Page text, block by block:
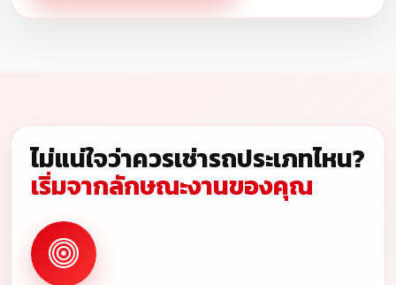
ไม่แน่ใจว่าควรเช่ารถประเภทไหน?
เริ่มจากลักษณะงานของคุณ